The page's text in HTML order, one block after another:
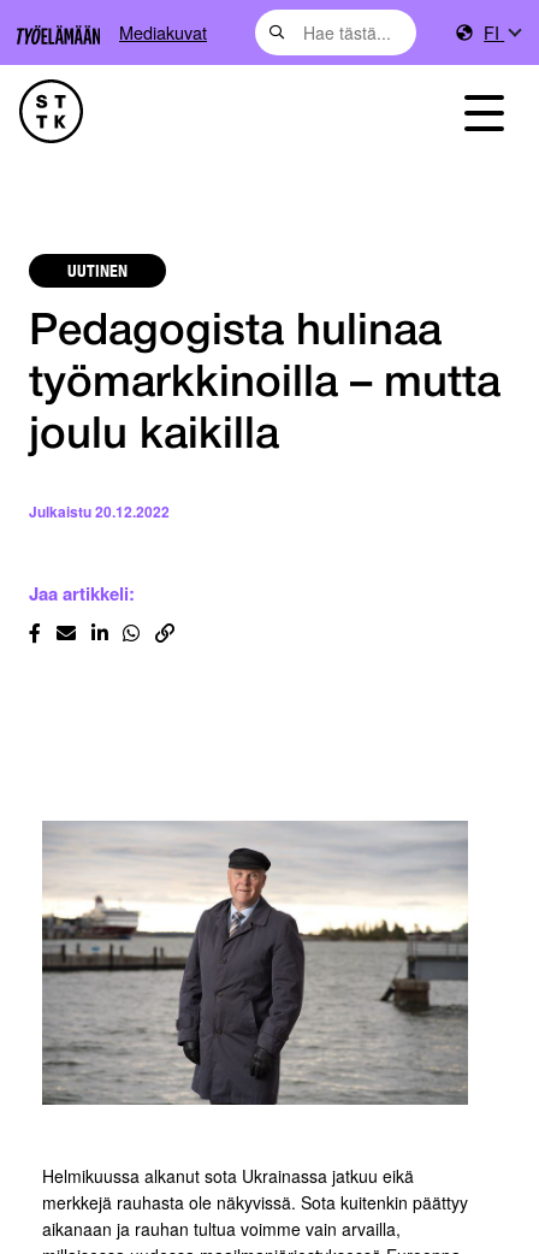
Mediakuvat FI
UUTINEN
Pedagogista hulinaa
työmarkkinoilla – mutta
joulu kaikilla
Julkaistu20.12.2022
Jaa artikkeli:
Helmikuussa alkanut sota Ukrainassa jatkuu eikä
merkkejä rauhasta ole näkyvissä. Sota kuitenkin päättyy
aikanaan ja rauhan tultua voimme vain arvailla,